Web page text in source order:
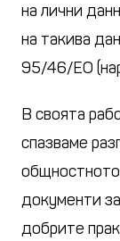
на лични
на такива
95/46/ЕО
В своята
спазваме
документи
добрите